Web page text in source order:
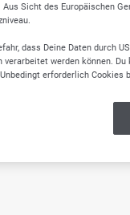
Sicht des Europäischen
dass Deine Daten durch
werden können.
erforderlich Cookies